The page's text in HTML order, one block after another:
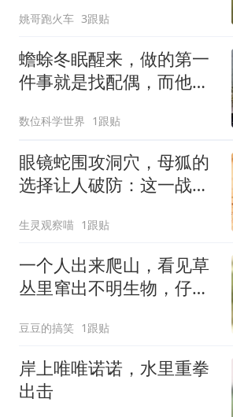
姚哥跑火车 3跟贴
蟾蜍冬眠醒来，做的第一
件事就是找配偶，而他们
数位科学世界 1跟贴
眼镜蛇围攻洞穴，母狐的
选择让人破防：这一战，
生灵观察喵 1跟贴
一个人出来爬山，看见草
丛里窜出不明生物，仔细
豆豆的搞笑 1跟贴
岸上唯唯诺诺，水里重拳
出击